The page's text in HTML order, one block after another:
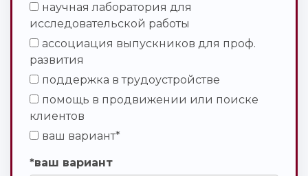
научная лаборатория для
исследовательской работы
ассоциация выпускников для проф.
развития
поддержка в трудоустройстве
помощь в продвижении или поиске
клиентов
ваш вариант*
*ваш вариант